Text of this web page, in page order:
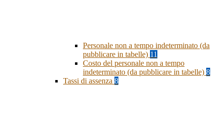
Personale non a tempo indeterminato (da
pubblicare in tabelle) 11
Costo del personale non a tempo
indeterminato (da pubblicare in tabelle) 8
Tassi di assenza 8